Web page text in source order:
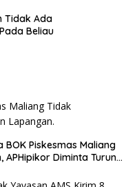
Tidak Ada
Beliau
BOK Piskesmas Maliang
Diminta Turun